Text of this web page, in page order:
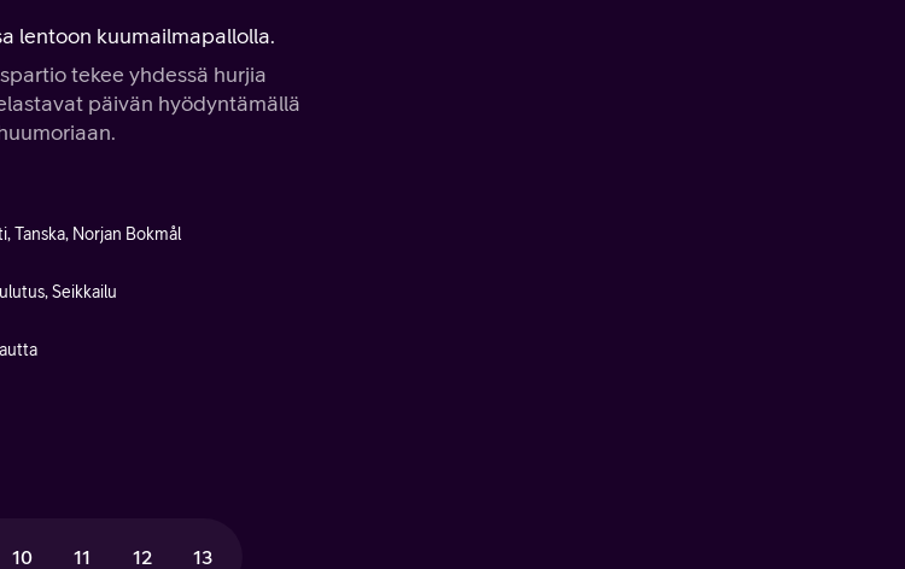
lentoon kuumailmapallolla.
tekee yhdessä hurjia
päivän hyödyntämällä
Tanska, Norjan Bokmål
Seikkailu
10 11 12 13